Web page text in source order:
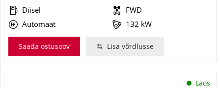
Diisel
FWD
Automaat
132 kW
Saada ostusoov Lisa võrdlusse
Laos